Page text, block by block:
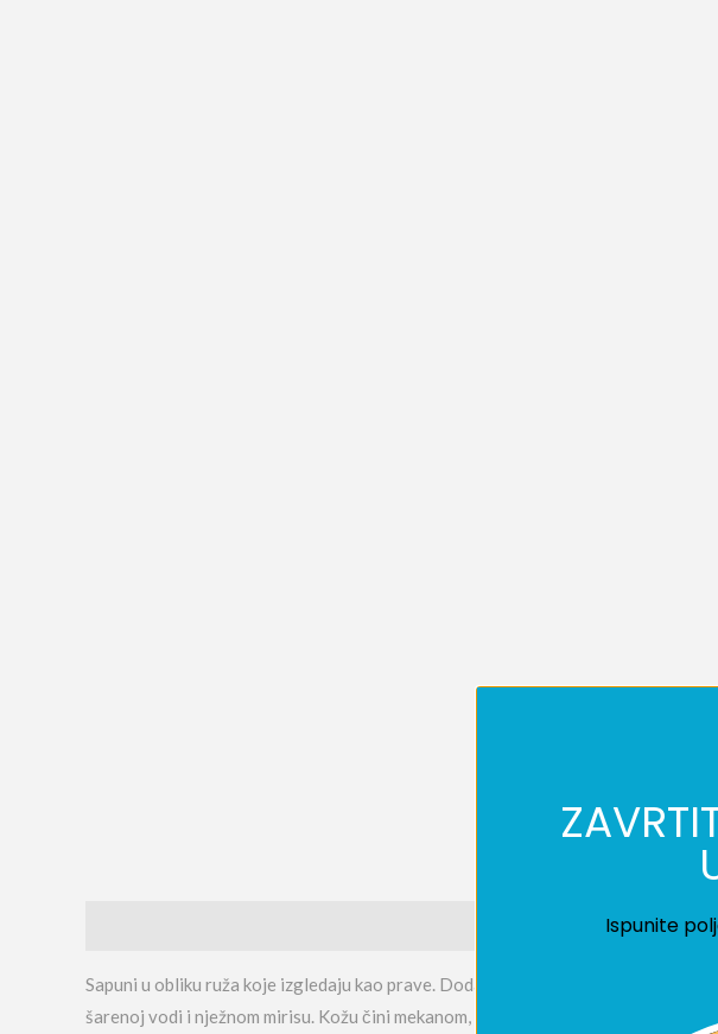
Sapuni u obliku ruža koje izgledaju kao prave. Dodajte jednu ili dvije ruže u
šarenoj vodi i nježnom mirisu. Kožu čini mekanom, svilenkastom i predivno
Ispunite